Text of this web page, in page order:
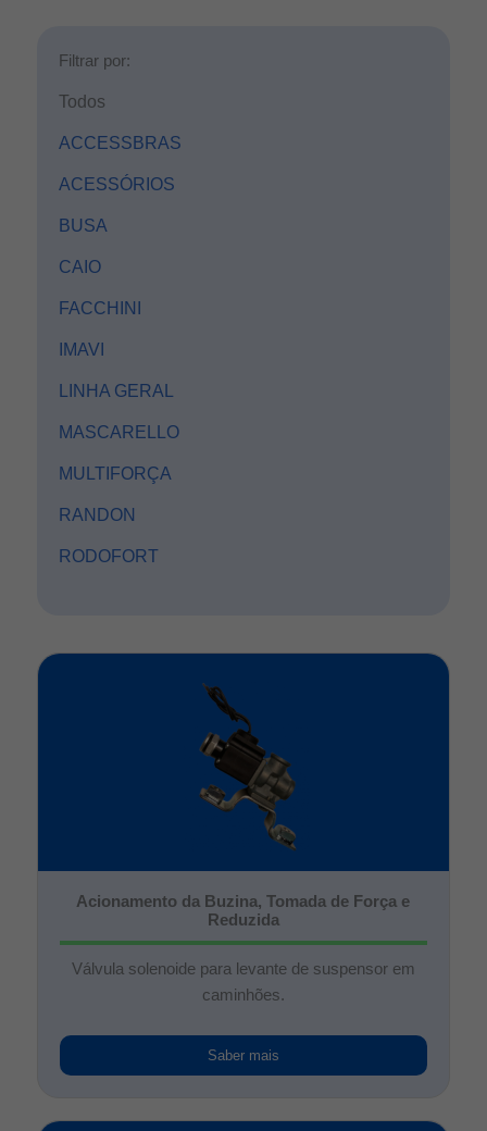
Filtrar por:
Todos
ACCESSBRAS
ACESSÓRIOS
BUSA
CAIO
FACCHINI
IMAVI
LINHA GERAL
MASCARELLO
MULTIFORÇA
RANDON
RODOFORT
Acionamento da Buzina, Tomada de Força e
Reduzida
Válvula solenoide para levante de suspensor em
caminhões.
Saber mais